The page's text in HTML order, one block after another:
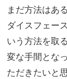
まだ方法はあ
ダイスフェー
いう方法を取
変な手間とな
ただきたいと